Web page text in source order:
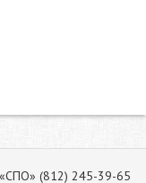
(812) 245-39-65